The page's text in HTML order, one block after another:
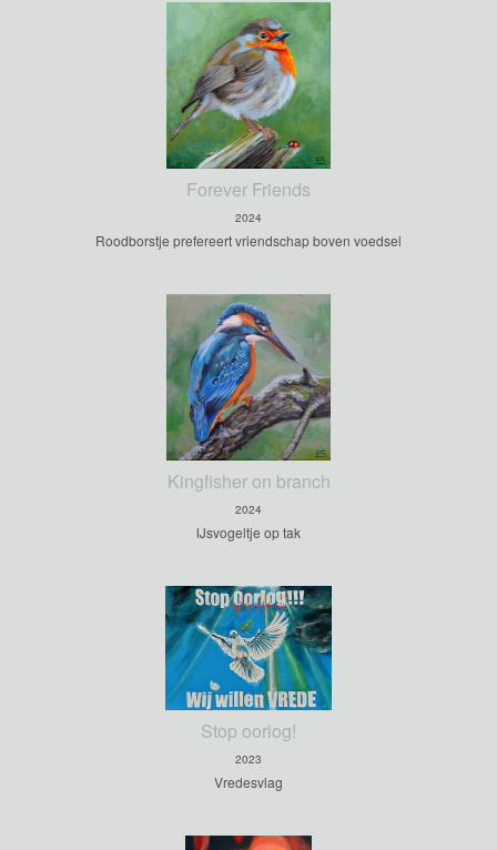
Forever Friends
2024
Roodborstje prefereert vriendschap boven voedsel
Kingfisher on branch
2024
IJsvogeltje op tak
Stop oorlog!
2023
Vredesvlag